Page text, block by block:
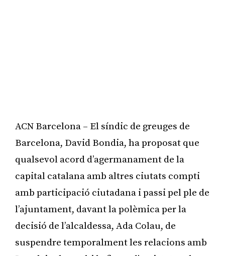
ACN Barcelona – El síndic de greuges de
Barcelona, David Bondia, ha proposat que
qualsevol acord d’agermanament de la
capital catalana amb altres ciutats compti
amb participació ciutadana i passi pel ple de
l’ajuntament, davant la polèmica per la
decisió de l’alcaldessa, Ada Colau, de
suspendre temporalment les relacions amb